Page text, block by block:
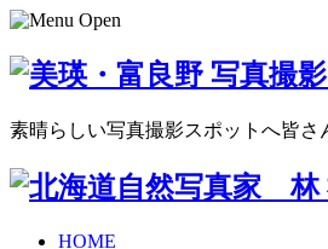
素晴らしい写真撮影スポットへ皆さ
HOME